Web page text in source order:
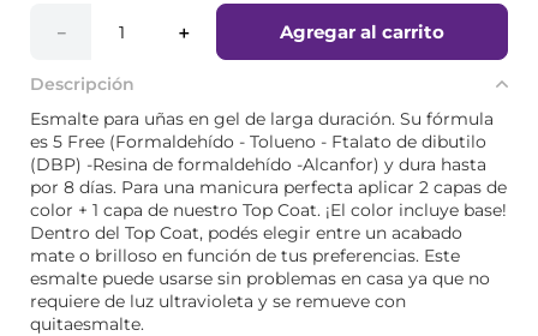
＋
－ Agregar al carrito
Descripción
Esmalte para uñas en gel de larga duración. Su fórmula
es 5 Free (Formaldehído - Tolueno - Ftalato de dibutilo
(DBP) -Resina de formaldehído -Alcanfor) y dura hasta
por 8 días. Para una manicura perfecta aplicar 2 capas de
color + 1 capa de nuestro Top Coat. ¡El color incluye base!
Dentro del Top Coat, podés elegir entre un acabado
mate o brilloso en función de tus preferencias. Este
esmalte puede usarse sin problemas en casa ya que no
requiere de luz ultravioleta y se remueve con
quitaesmalte.